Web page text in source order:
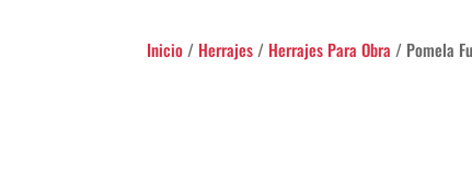
Inicio / Herrajes / Herrajes Para Obra / Pomela